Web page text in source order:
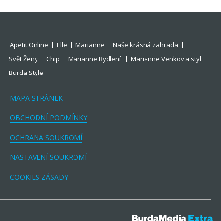
Apetit Online Elle Marianne
Naše krásná zahrada
Svět Ženy
Chip Marianne Bydlení
Marianne Venkov a styl
Burda Style
MAPA STRÁNEK
OBCHODNÍ PODMÍNKY
OCHRANA SOUKROMÍ
NASTAVENÍ SOUKROMÍ
COOKIES ZÁSADY